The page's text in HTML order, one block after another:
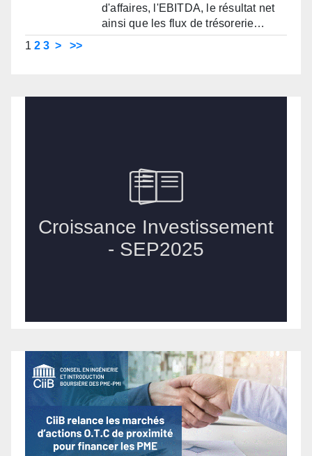
d'affaires, l'EBITDA, le résultat net
ainsi que les flux de trésorerie…
1 2 3 > >>